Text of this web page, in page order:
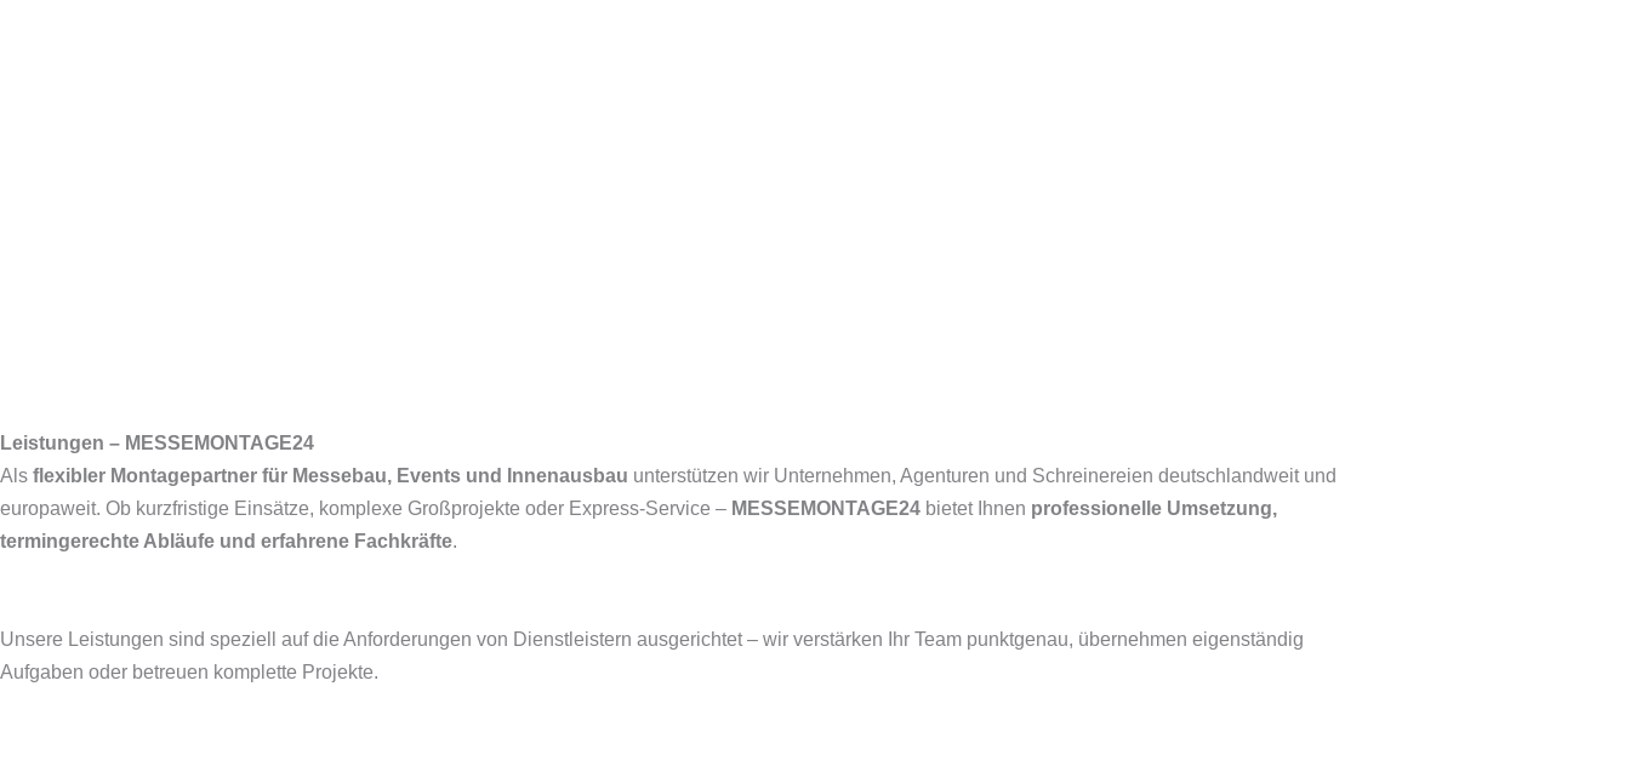
Leistungen – MESSEMONTAGE24
Als flexibler Montagepartner für Messebau, Events und Innenausbau unterstützen wir Unternehmen, Agenturen und Schreinereien deutschlandweit und
europaweit. Ob kurzfristige Einsätze, komplexe Großprojekte oder Express-Service – MESSEMONTAGE24 bietet Ihnen professionelle Umsetzung,
termingerechte Abläufe und erfahrene Fachkräfte.
Unsere Leistungen sind speziell auf die Anforderungen von Dienstleistern ausgerichtet – wir verstärken Ihr Team punktgenau, übernehmen eigenständig
Aufgaben oder betreuen komplette Projekte.